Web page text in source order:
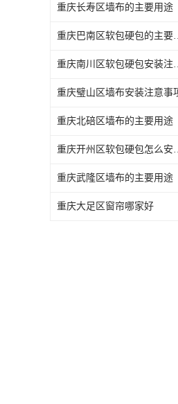
重庆长寿区墙布的主要用途
重庆巴南
重庆南川
重庆璧山区墙布安装注意事
重庆北碚区墙布的主要用途
重庆开州区
重庆武隆区墙布的主要用途
重庆大足区窗帘哪家好